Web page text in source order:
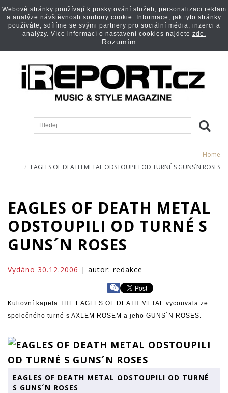
Home
EAGLES OF DEATH METAL ODSTOUPILI OD TURNÉ S GUNS´N ROSES
EAGLES OF DEATH METAL
ODSTOUPILI OD TURNÉ S
GUNS´N ROSES
Vydáno 30.12.2006 | autor: redakce
Kultovní kapela THE EAGLES OF DEATH METAL vycouvala ze
společného turné s AXLEM ROSEM a jeho GUNS´N ROSES.
EAGLES OF DEATH METAL ODSTOUPILI OD TURNÉ
S GUNS´N ROSES
Webové stránky používají k poskytování služeb, personalizaci reklam
a analýze návštěvnosti soubory cookie. Informace, jak tyto stránky
používáte, sdílíme se svými partnery pro sociální média, inzerci a
analýzy. Více informací o nastavení cookies najdete zde.
Rozumím